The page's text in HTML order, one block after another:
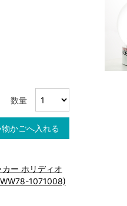
数量
物かごへ入れる
ー ホリディオ
1071008)